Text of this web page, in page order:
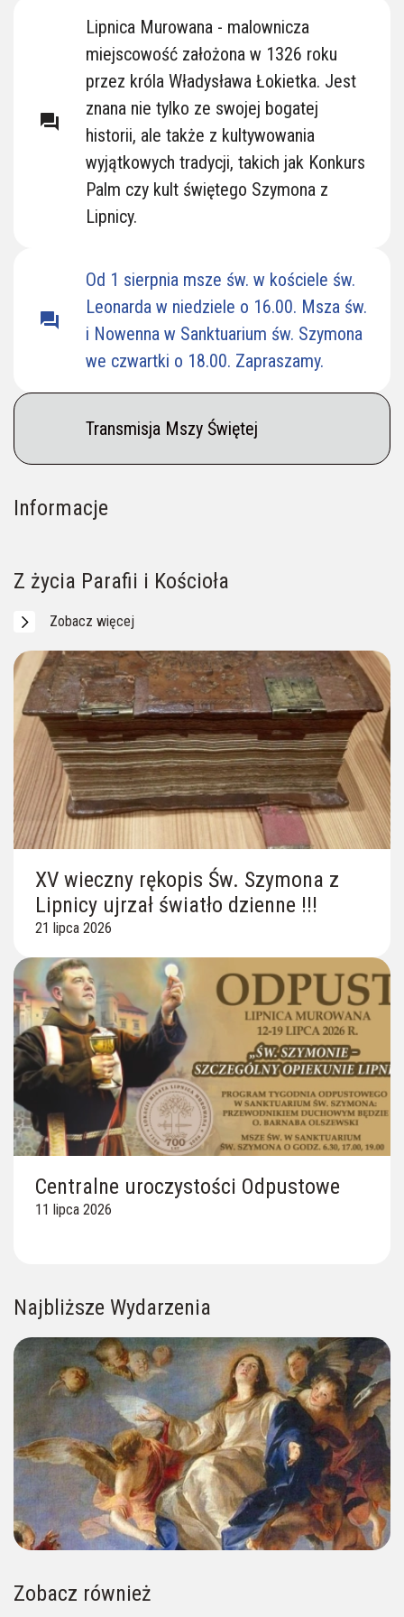
question_answer
Lipnica Murowana - malownicza
miejscowość założona w 1326 roku
przez króla Władysława Łokietka. Jest
znana nie tylko ze swojej bogatej
historii, ale także z kultywowania
wyjątkowych tradycji, takich jak Konkurs
Palm czy kult świętego Szymona z
Lipnicy.
question_answer
Od 1 sierpnia msze św. w kościele św.
Leonarda w niedziele o 16.00. Msza św.
i Nowenna w Sanktuarium św. Szymona
we czwartki o 18.00. Zapraszamy.
Transmisja Mszy Świętej
Informacje
Na Pielgrzymów czeka Przewodnik (p. Aneta)
Z życia Parafii i Kościoła
Zobacz więcej
XV wieczny rękopis Św. Szymona z
Lipnicy ujrzał światło dzienne !!!
21 lipca 2026
Centralne uroczystości Odpustowe
11 lipca 2026
Najbliższe Wydarzenia
Zobacz również